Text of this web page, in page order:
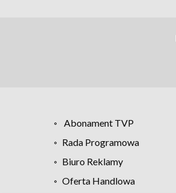
Abonament TVP
Rada Programowa
Biuro Reklamy
Oferta Handlowa